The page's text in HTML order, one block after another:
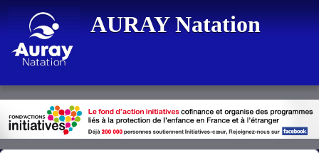
AURAY Natation
Panneau de gestion des cookies